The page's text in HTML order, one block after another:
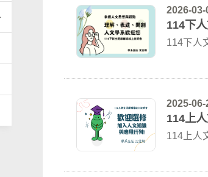
2026-03-
114下
114下人
2025-06-
114上
114上人